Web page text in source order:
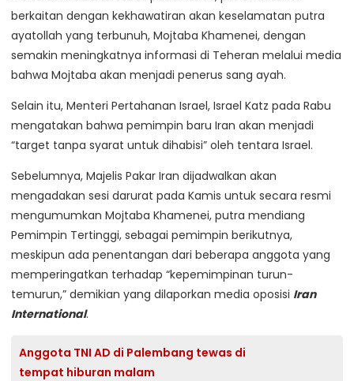
berkaitan dengan kekhawatiran akan keselamatan putra
ayatollah yang terbunuh, Mojtaba Khamenei, dengan
semakin meningkatnya informasi di Teheran melalui media
bahwa Mojtaba akan menjadi penerus sang ayah.
Selain itu, Menteri Pertahanan Israel, Israel Katz pada Rabu
mengatakan bahwa pemimpin baru Iran akan menjadi
“target tanpa syarat untuk dihabisi” oleh tentara Israel.
Sebelumnya, Majelis Pakar Iran dijadwalkan akan
mengadakan sesi darurat pada Kamis untuk secara resmi
mengumumkan Mojtaba Khamenei, putra mendiang
Pemimpin Tertinggi, sebagai pemimpin berikutnya,
meskipun ada penentangan dari beberapa anggota yang
memperingatkan terhadap “kepemimpinan turun-
temurun,” demikian yang dilaporkan media oposisi Iran
International.
Anggota TNI AD di Palembang tewas di
tempat hiburan malam